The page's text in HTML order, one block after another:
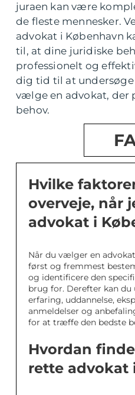
juraen kan være
de fleste mennesker.
advokat i København
til, at dine juridiske
professionelt og
dig tid til at
vælge en advokat, der
behov.
Hvilke
overveje, når
advokat i
Når du vælger en
først og fremmest
og identificere den
brug for. Derefter kan du
erfaring, uddannelse,
anmeldelser og
for at træffe den bedste
Hvordan
rette advokat